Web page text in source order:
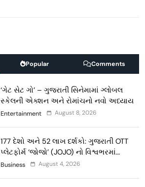
Popular Comments
‘ગેટ સેટ ગો’ – ગુજરાતી સિનેમામાં ગ્લોબલ
સ્કેલની એક્શન અને રોમાંચનો નવો અધ્યાય
Entertainment August 8, 2026
177 દેશો અને 52 લાખ દર્શકો: ગુજરાતી OTT
પ્લેટફોર્મ ‘જોજો’ (JOJO) નો વિશ્વભરમાં
દબદબો
Business August 4, 2026